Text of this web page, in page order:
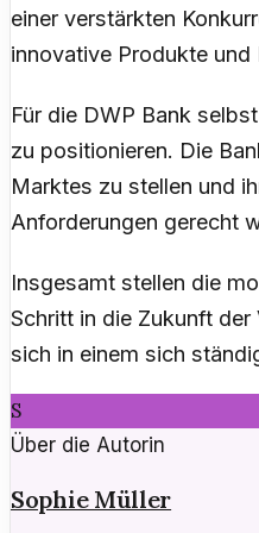
einer verstärkten
innovative Produkte
Für die DWP Bank
zu positionieren. Die
Marktes zu stellen und
Anforderungen gerecht
Insgesamt stellen die
Schritt in die Zukunft
sich in einem sich
S
Über die Autorin
Sophie Müller